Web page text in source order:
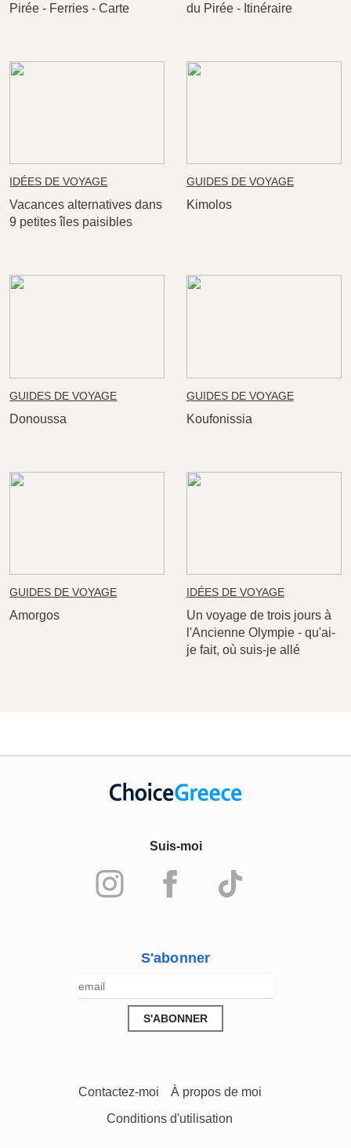
Pirée - Ferries - Carte
du Pirée - Itinéraire
IDÉES DE VOYAGE
Vacances alternatives dans
9 petites îles paisibles
GUIDES DE VOYAGE
Kimolos
GUIDES DE VOYAGE
Donoussa
GUIDES DE VOYAGE
Koufonissia
GUIDES DE VOYAGE
Amorgos
IDÉES DE VOYAGE
Un voyage de trois jours à
l'Ancienne Olympie - qu'ai-
je fait, où suis-je allé
Suis-moi
S'abonner
Contactez-moi
À propos de moi
Conditions d'utilisation